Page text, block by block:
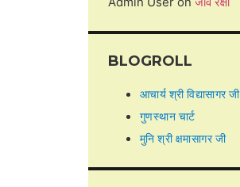
BLOGROLL
आचार्य श्री विद्यासागर जी
गुणस्थान चार्ट
मुनि श्री क्षमासागर जी